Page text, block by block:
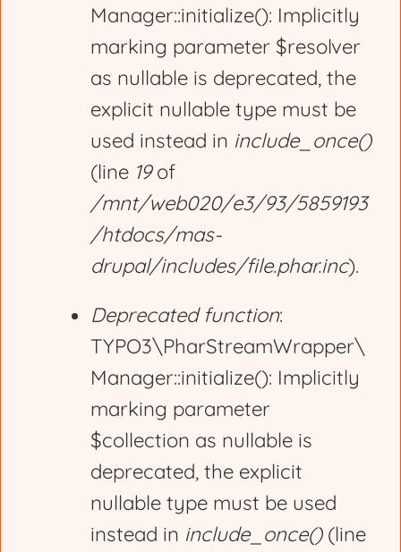
Manager::initialize(): Implicitly
marking parameter $resolver
as nullable is deprecated, the
explicit nullable type must be
used instead in include_once()
(line 19of
/mnt/web020/e3/93/5859193
/htdocs/mas-
drupal/includes/file.phar.inc).
Deprecated function:
TYPO3\PharStreamWrapper\
Manager::initialize(): Implicitly
marking parameter
$collection as nullable is
deprecated, the explicit
nullable type must be used
instead in include_once()(line